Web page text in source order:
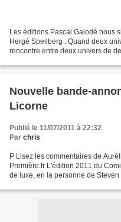
Les éditions Pascal Galodé nous
Hergé Speilberg : Quand deux
rencontre entre deux univers de
Nouvelle bande-
Licorne
Publié le 11/07/2011 à 22:32
Par chris
P Lisez les commentaires de
Première.fr L'édition 2011 du
de luxe, en la personne de